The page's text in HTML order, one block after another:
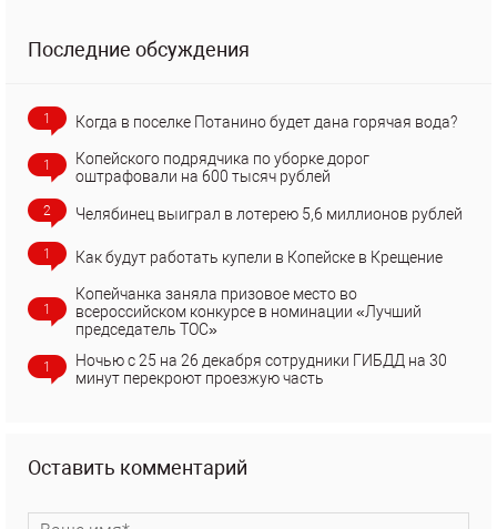
Последние обсуждения
1 Когда в поселке Потанино будет дана горячая вода?
1
Копейского подрядчика по уборке дорог
оштрафовали на 600 тысяч рублей
2 Челябинец выиграл в лотерею 5,6 миллионов рублей
1 Как будут работать купели в Копейске в Крещение
1
Копейчанка заняла призовое место во
всероссийском конкурсе в номинации «Лучший
председатель ТОС»
1
Ночью с 25 на 26 декабря сотрудники ГИБДД на 30
минут перекроют проезжую часть
Оставить комментарий